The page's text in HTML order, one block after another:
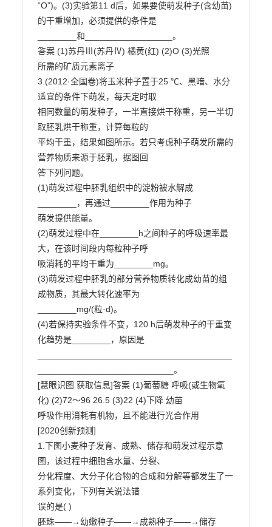
“O”)。(3)实验第11 d后，如果要使萌发种子(含幼苗)
的干重增加，必须提供的条件是
________和__________________。
答案 (1)苏丹Ⅲ(苏丹Ⅳ) 橘黄(红) (2)O (3)光照
所需的矿质元素离子
3.(2012·全国卷)将玉米种子置于25 ℃、黑暗、水分
适宜的条件下萌发，每天定时取
相同数量的萌发种子，一半直接烘干称重，另一半切
取胚乳烘干称重，计算每粒的
平均干重，结果如图所示。若只考虑种子萌发所需的
营养物质来源于胚乳，据图回
答下列问题。
(1)萌发过程中胚乳组织中的淀粉被水解成
________，再通过________作用为种子
萌发提供能量。
(2)萌发过程中在________h之间种子的呼吸速率最
大，在该时间段内每粒种子呼
吸消耗的平均干重为________mg。
(3)萌发过程中胚乳的部分营养物质转化成幼苗的组
成物质，其最大转化速率为
________mg/(粒·d)。
(4)若保持实验条件不变，120 h后萌发种子的干重变
化趋势是________，原因是
____________________________。
[慧眼识图 获取信息]答案 (1)葡萄糖 呼吸(或生物氧
化) (2)72～96 26.5 (3)22 (4)下降 幼苗
呼吸作用消耗有机物，且不能进行光合作用
[2020创新预测]
1.下图小麦种子发育、成熟、储存和萌发过程示意
图，该过程中细胞含水量、分裂、
分化程度、大分子化合物的合成和分解等都发生了一
系列变化，下列有关说法错
误的是( )
胚珠――→幼嫩种子――→成熟种子――→储存